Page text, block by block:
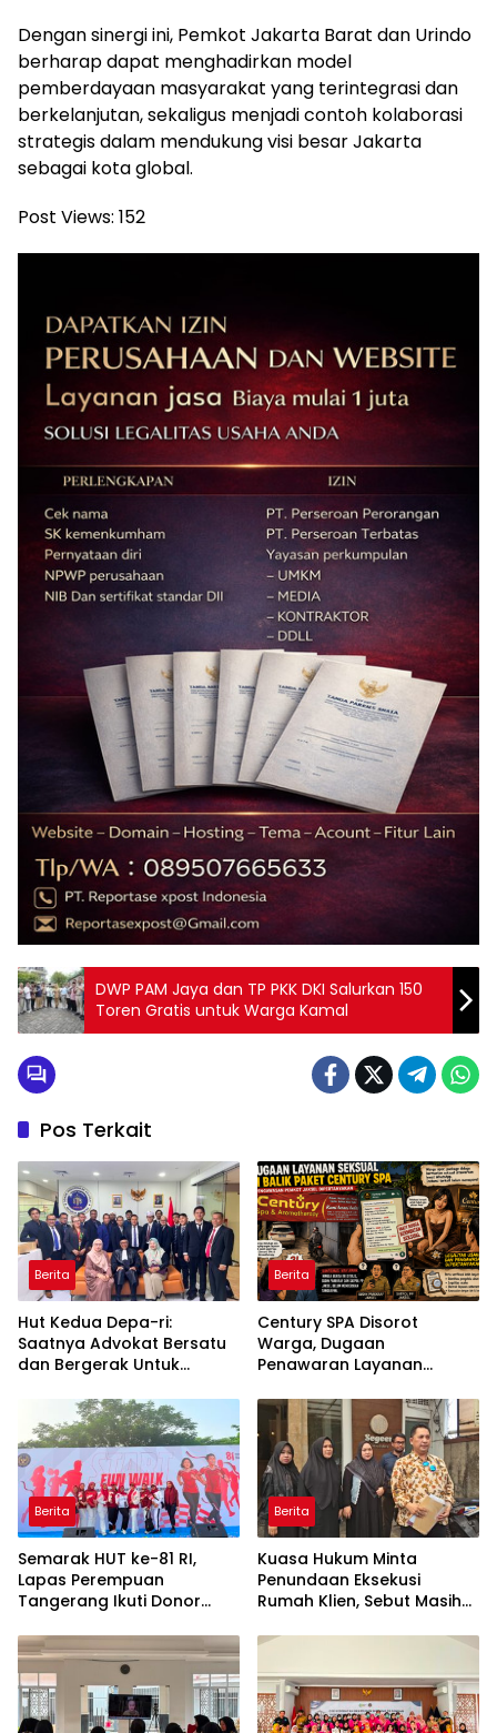
Dengan sinergi ini, Pemkot Jakarta Barat dan Urindo
berharap dapat menghadirkan model
pemberdayaan masyarakat yang terintegrasi dan
berkelanjutan, sekaligus menjadi contoh kolaborasi
strategis dalam mendukung visi besar Jakarta
sebagai kota global.
Post Views: 152
DWP PAM Jaya dan TP PKK DKI Salurkan 150
Toren Gratis untuk Warga Kamal
Pos Terkait
Berita
Hut Kedua Depa-ri:
Saatnya Advokat Bersatu
dan Bergerak Untuk
Berita
Century SPA Disorot
Warga, Dugaan
Penawaran Layanan
Percakapan WhatsApp
Berita
Semarak HUT ke-81 RI,
Lapas Perempuan
Tangerang Ikuti Donor
Kementerian Imigrasi dan
Pemasyarakatan
Berita
Kuasa Hukum Minta
Penundaan Eksekusi
Rumah Klien, Sebut Masih
Hukum yang Berjalan